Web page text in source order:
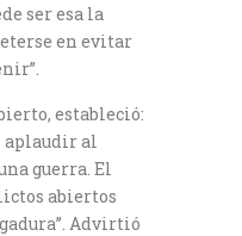
ser esa la
en evitar
estableció:
aplaudir al
guerra. El
abiertos
Advirtió